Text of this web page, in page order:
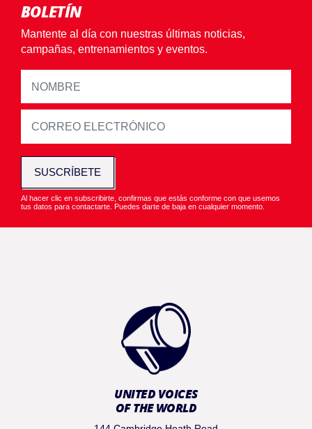
BOLETÍN
Mantente al día con nuestras últimas noticias,
campañas, entrenamientos y eventos.
SUSCRÍBETE
Al hacer clic en subscribirte, confirmas que estás conforme con que usemos
tus datos para contactarte. Puedes darte de baja en cualquier momento.
UNITED VOICES
OF THE WORLD